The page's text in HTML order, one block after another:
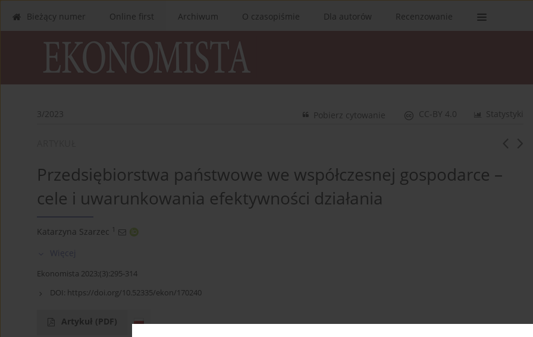
Bieżący numer Online first Archiwum O czasopiśmie Dla autorów Recenzowanie
3/2023 Statystyki
CC-BY 4.0
Pobierz cytowanie
Przedsiębiorstwa państwowe we współczesnej gospodarce –
cele i uwarunkowania efektywności działania
Katarzyna Szarzec 1
Więcej
Ekonomista 2023;(3):295-314
DOI: https://doi.org/10.52335/ekon/170240
Artykuł (PDF)